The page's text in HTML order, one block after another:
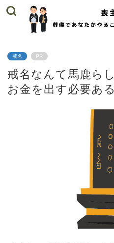
戒名 PR
戒名なんて馬鹿ら
お金を出す必要あ